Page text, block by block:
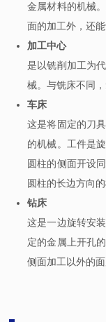
金属材料的机械
面的加工外，还
加工中心
是以铣削加工为
械。与铣床不同
车床
这是将固定的刀
的机械。工件是
圆柱的侧面开设
圆柱的长边方向的
钻床
这是一边旋转安
定的金属上开孔
侧面加工以外的